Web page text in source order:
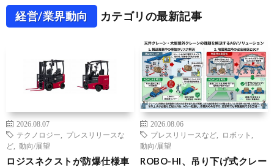
経営/業界動向 カテゴリの最新記事
2026.08.07
テクノロジー
プレスリリースな
ど
動向/展望
ロジスネクストが防爆仕様車
2026.08.06
プレスリリースなど
ロボット
動向/展望
ROBO-HI、吊り下げ式クレー